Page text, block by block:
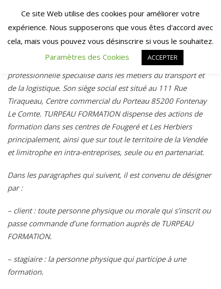
content
1 – Désignation
TURPEAU FORMATION est un organisme de formation
professionnelle spécialisé dans les métiers du transport et
de la logistique. Son siège social est situé au 111 Rue
Tiraqueau, Centre commercial du Porteau 85200 Fontenay
Le Comte. TURPEAU FORMATION dispense des actions de
formation dans ses centres de Fougeré et Les Herbiers
principalement, ainsi que sur tout le territoire de la Vendée
et limitrophe en intra-entreprises, seule ou en partenariat.
Dans les paragraphes qui suivent, il est convenu de désigner
par :
– client : toute personne physique ou morale qui s’inscrit ou
passe commande d’une formation auprès de TURPEAU
FORMATION.
– stagiaire : la personne physique qui participe à une
formation.
Ce site Web utilise des cookies pour améliorer votre
expérience. Nous supposerons que vous êtes d'accord avec
cela, mais vous pouvez vous désinscrire si vous le souhaitez.
Paramètres des Cookies
ACCEPTER